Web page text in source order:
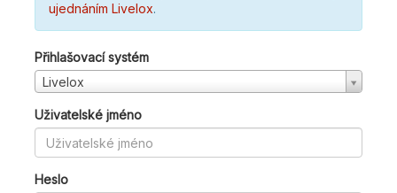
ujednáním Livelox.
Přihlašovací systém
Livelox
Uživatelské jméno
Heslo